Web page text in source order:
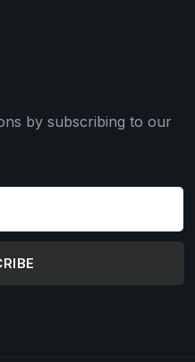
by subscribing to our